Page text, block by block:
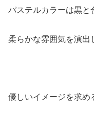
パステルカラーは黒と
柔らかな雰囲気を演出
優しいイメージを求め